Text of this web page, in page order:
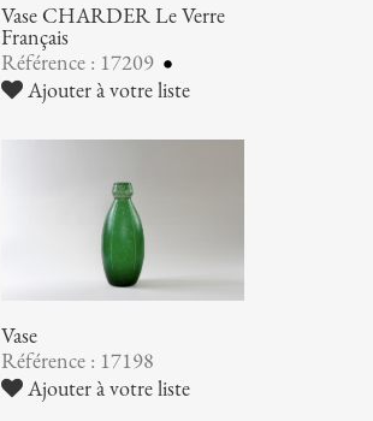
Vase CHARDER Le Verre
Français
Référence : 17209
Ajouter à votre liste
Vase
Référence : 17198
Ajouter à votre liste